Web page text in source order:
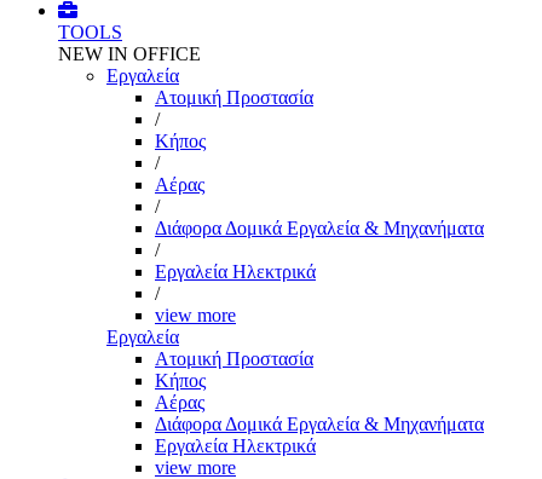
TOOLS
NEW IN OFFICE
Εργαλεία
Aτομική Προστασία
/
Kήπος
/
Αέρας
/
Διάφορα Δομικά Εργαλεία & Μηχανήματα
/
Εργαλεία Ηλεκτρικά
/
view more
Εργαλεία
Aτομική Προστασία
Kήπος
Αέρας
Διάφορα Δομικά Εργαλεία & Μηχανήματα
Εργαλεία Ηλεκτρικά
view more